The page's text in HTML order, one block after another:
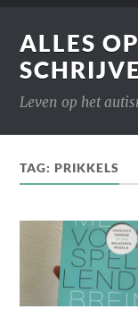
ALLES
Leven op het
TAG:PRIKKELS